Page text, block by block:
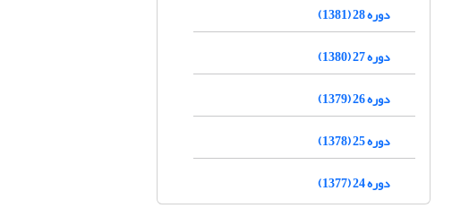
دوره 28 (1381)
دوره 27 (1380)
دوره 26 (1379)
دوره 25 (1378)
دوره 24 (1377)